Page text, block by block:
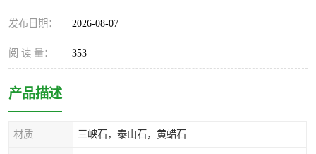
发布日期： 2026-08-07
阅 读 量： 353
产品描述
材质 三峡石，泰山石，黄蜡石